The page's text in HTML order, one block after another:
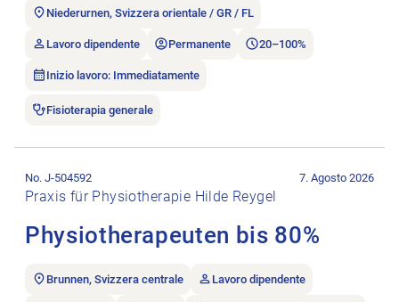
Niederurnen, Svizzera orientale / GR / FL
Lavoro dipendente Permanente 20–100%
Inizio lavoro: Immediatamente
Fisioterapia generale
Praxis für Physiotherapie Hilde Reygel
Physiotherapeuten bis 80%
No. J-504592 7. Agosto 2026
Brunnen, Svizzera centrale Lavoro dipendente